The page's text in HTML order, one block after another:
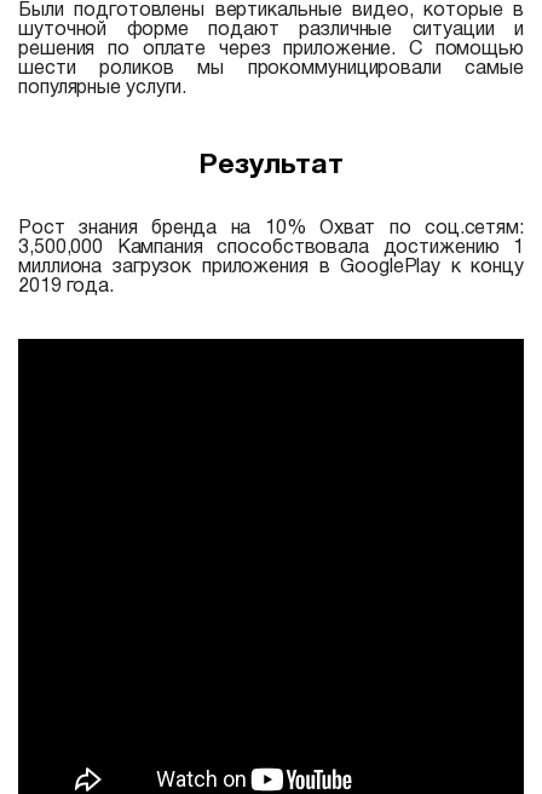
Были подготовлены вертикальные видео, которые в
шуточной форме подают различные ситуации и
решения по оплате через приложение. С помощью
шести роликов мы прокоммуницировали самые
популярные услуги.
Результат
Рост знания бренда на 10% Охват по соц.сетям:
3,500,000 Кампания способствовала достижению 1
миллиона загрузок приложения в GooglePlay к концу
2019 года.